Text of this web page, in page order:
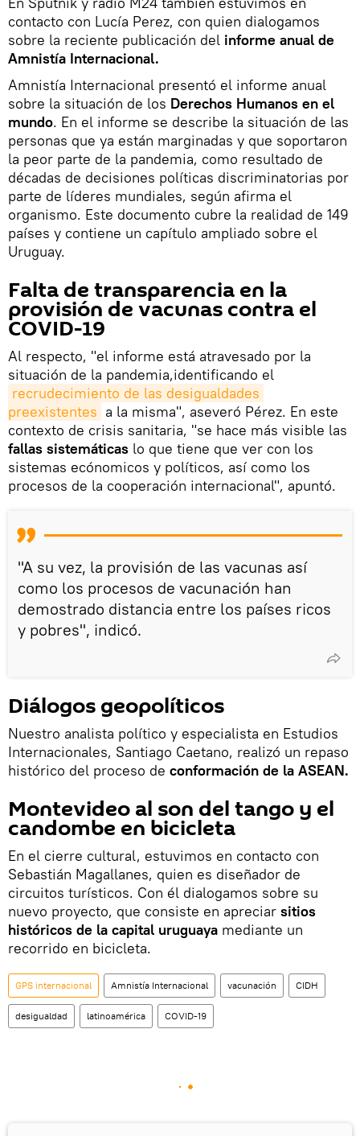
contacto con Lucía Perez, con quien dialogamos
sobre la reciente publicación del informe anual de
Amnistía Internacional.
Amnistía Internacional presentó el informe anual
sobre la situación de los Derechos Humanos en el
mundo. En el informe se describe la situación de las
personas que ya están marginadas y que soportaron
la peor parte de la pandemia, como resultado de
décadas de decisiones políticas discriminatorias por
parte de líderes mundiales, según afirma el
organismo. Este documento cubre la realidad de 149
países y contiene un capítulo ampliado sobre el
Uruguay.
Falta de transparencia en la
provisión de vacunas contra el
COVID-19
Al respecto, "el informe está atravesado por la
situación de la pandemia,identificando el
recrudecimiento de las desigualdades
preexistentes a la misma", aseveró Pérez. En este
contexto de crisis sanitaria, "se hace más visible las
fallas sistemáticas lo que tiene que ver con los
sistemas ecónomicos y políticos, así como los
procesos de la cooperación internacional", apuntó.
"A su vez, la provisión de las vacunas así
como los procesos de vacunación han
demostrado distancia entre los países ricos
y pobres", indicó.
Diálogos geopolíticos
Nuestro analista político y especialista en Estudios
Internacionales, Santiago Caetano, realizó un repaso
histórico del proceso de conformación de la ASEAN.
Montevideo al son del tango y el
candombe en bicicleta
En el cierre cultural, estuvimos en contacto con
Sebastián Magallanes, quien es diseñador de
circuitos turísticos. Con él dialogamos sobre su
nuevo proyecto, que consiste en apreciar sitios
históricos de la capital uruguaya mediante un
recorrido en bicicleta.
GPS internacional Amnistía Internacional vacunación CIDH
desigualdad latinoamérica COVID-19